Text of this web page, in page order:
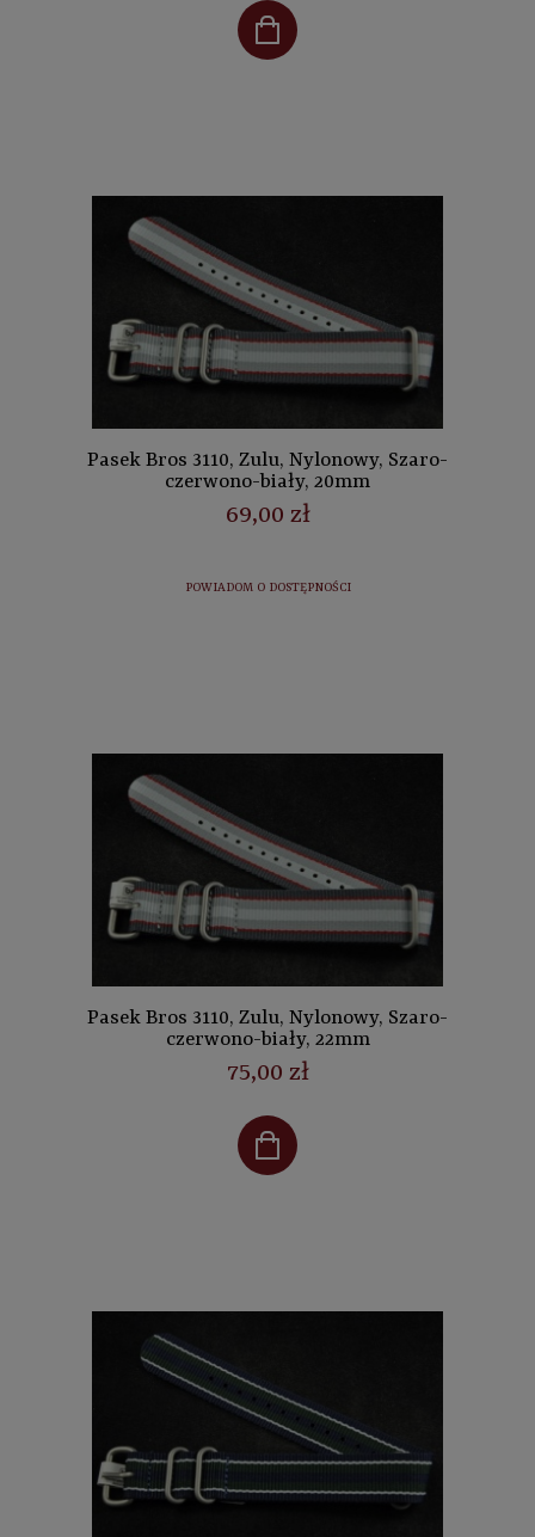
Pasek Bros 3110, Zulu, Nylonowy, Szaro-
czerwono-biały, 20mm
69,00 zł
POWIADOM O DOSTĘPNOŚCI
Pasek Bros 3110, Zulu, Nylonowy, Szaro-
czerwono-biały, 22mm
75,00 zł